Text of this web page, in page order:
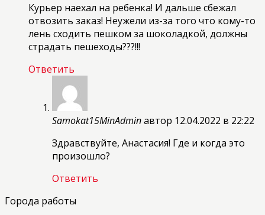
Курьер наехал на ребенка! И дальше сбежал
отвозить заказ! Неужели из-за того что кому-то
лень сходить пешком за шоколадкой, должны
страдать пешеходы???!!!
Ответить
Samokat15MinAdminавтор 12.04.2022 в 22:22
Здравствуйте, Анастасия! Где и когда это
произошло?
Ответить
Города работы